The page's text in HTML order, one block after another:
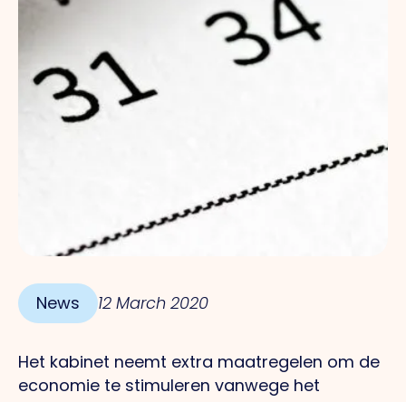
News 12 March 2020
Het kabinet neemt extra maatregelen om de
economie te stimuleren vanwege het